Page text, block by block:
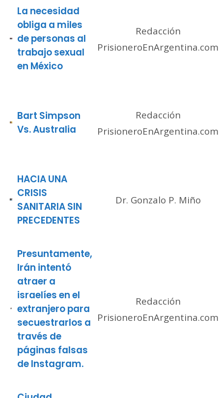
La necesidad
obliga a miles
de personas al
trabajo sexual
en México
Redacción
PrisioneroEnArgentina.com
Bart Simpson
Vs. Australia
Redacción
PrisioneroEnArgentina.com
HACIA UNA
CRISIS
SANITARIA SIN
PRECEDENTES
Dr. Gonzalo P. Miño
Presuntamente,
Irán intentó
atraer a
israelíes en el
extranjero para
secuestrarlos a
través de
páginas falsas
de Instagram.
Redacción
PrisioneroEnArgentina.com